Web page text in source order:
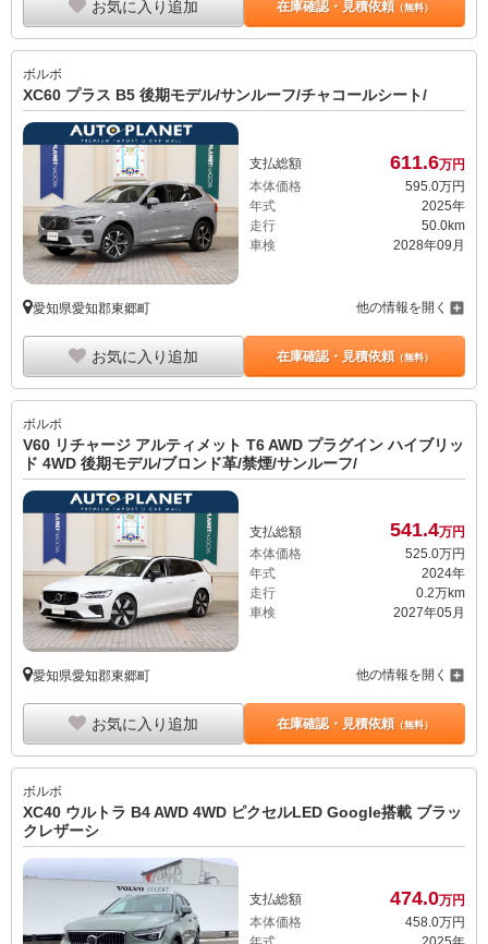
お気に入り追加 在庫確認・見積依頼（無料）
ボルボ
XC60 プラス B5 後期モデル/サンルーフ/チャコールシート/
支払総額 611.6万円
本体価格
595. 0万円
年式
2025年
走行
50.0km
車検
2028年09月
愛知県愛知郡東郷町 他の情報を開く
お気に入り追加 在庫確認・見積依頼（無料）
ボルボ
V60 リチャージ アルティメット T6 AWD プラグイン ハイブリッ
ド 4WD 後期モデル/ブロンド革/禁煙/サンルーフ/
支払総額 541.4万円
本体価格
525.0万円
年式
2024年
走行
0.2万km
車検
2027年05月
愛知県愛知郡東郷町 他の情報を開く
お気に入り追加 在庫確認・見積依頼（無料）
ボルボ
XC40 ウルトラ B4 AWD 4WD ピクセルLED Google搭載 ブラッ
クレザーシ
支払総額 474.0万円
本体価格
458. 0万円